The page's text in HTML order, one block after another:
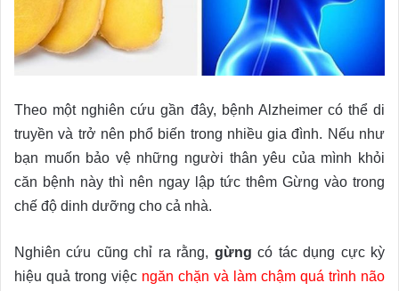
Theo một nghiên cứu gần đây, bệnh Alzheimer có thể di
truyền và trở nên phổ biến trong nhiều gia đình. Nếu như
bạn muốn bảo vệ những người thân yêu của mình khỏi
căn bệnh này thì nên ngay lập tức thêm Gừng vào trong
chế độ dinh dưỡng cho cả nhà.
Nghiên cứu cũng chỉ ra rằng, gừng có tác dụng cực kỳ
hiệu quả trong việc ngăn chặn và làm chậm quá trình não